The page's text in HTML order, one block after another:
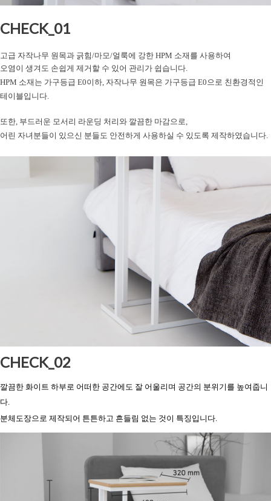
CHECK_01
고급 자작나무 원목과 긁힘/마모/얼룩에 강한 HPM 소재를 사용하여
오염이 생겨도 손쉽게 제거할 수 있어 관리가 쉽습니다.
HPM 소재는 가구등급 E0이하, 자작나무 원목은 가구등급 E0으로 친환경적인
테이블입니다.
또한, 부드러운 모서리 라운딩 처리와 깔끔한 마감으로,
어린 자녀분들이 있으신 분들도 안전하게 사용하실 수 있도록 제작하였습니다.
CHECK_02
깔끔한 화이트 하부로 어떠한 공간에도 잘 어울리며 공간의 분위기를 높여줍니
다.
분체도장으로 제작되어 튼튼하고 흔들림 없는 것이 특징입니다.